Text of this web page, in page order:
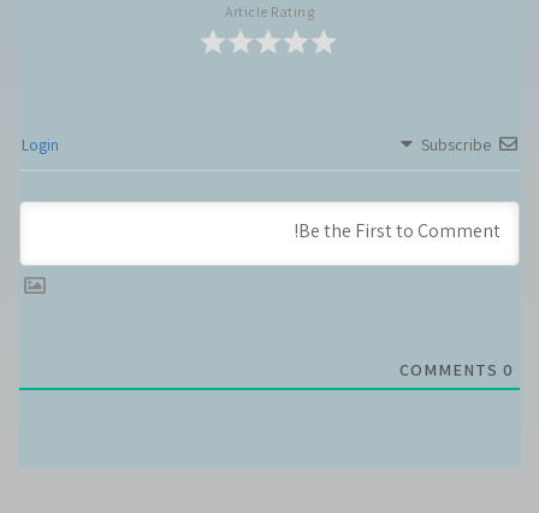
Article Rating
Subscribe
0